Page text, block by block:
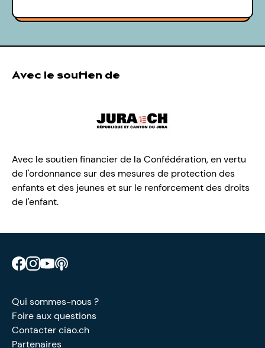
Avec le soutien de
Avec le soutien financier de la Confédération, en vertu
de l'ordonnance sur des mesures de protection des
enfants et des jeunes et sur le renforcement des droits
de l'enfant.
Retrouve CIAO sur Facebook
Retrouve CIAO sur Instagram
Retrouve CIAO sur YouTube
Qui sommes-nous ?
Foire aux questions
Contacter ciao.ch
Partenaires